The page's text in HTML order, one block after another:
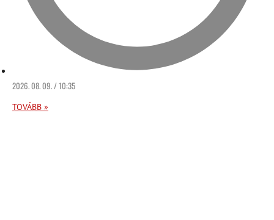
2026. 08. 09. / 10:35
TOVÁBB »